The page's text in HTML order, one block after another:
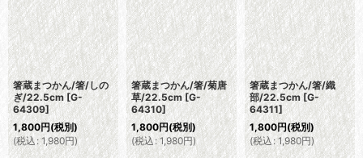
箸蔵まつかん/箸/しの
ぎ/22.5cm [G-
64309]
1,800円(税別)
(税込 : 1,980円)
箸蔵まつかん/箸/菊唐
草/22.5cm [G-
64310]
1,800円(税別)
(税込 : 1,980円)
箸蔵まつかん/箸/織
部/22.5cm [G-
64311]
1,800円(税別)
(税込: 1,980円)